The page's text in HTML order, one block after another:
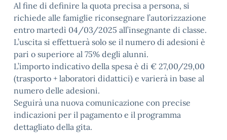
Al fine di definire la quota precisa a persona, si
richiede alle famiglie riconsegnare l’autorizzazione
entro martedì 04/03/2025 all’insegnante di classe.
L’uscita si effettuerà solo se il numero di adesioni è
pari o superiore al 75% degli alunni.
L’importo indicativo della spesa è di € 27,00/29,00
(trasporto + laboratori didattici) e varierà in base al
numero delle adesioni.
Seguirà una nuova comunicazione con precise
indicazioni per il pagamento e il programma
dettagliato della gita.